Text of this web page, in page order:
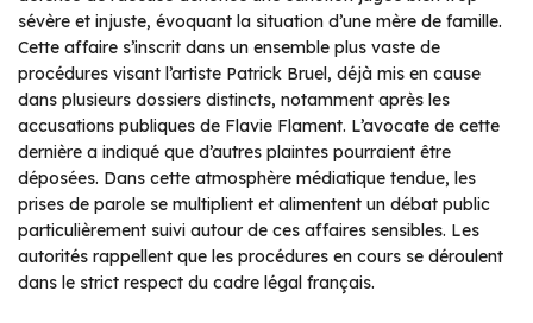
sévère et injuste, évoquant la situation d’une mère de famille.
Cette affaire s’inscrit dans un ensemble plus vaste de
procédures visant l’artiste Patrick Bruel, déjà mis en cause
dans plusieurs dossiers distincts, notamment après les
accusations publiques de Flavie Flament. L’avocate de cette
dernière a indiqué que d’autres plaintes pourraient être
déposées. Dans cette atmosphère médiatique tendue, les
prises de parole se multiplient et alimentent un débat public
particulièrement suivi autour de ces affaires sensibles. Les
autorités rappellent que les procédures en cours se déroulent
dans le strict respect du cadre légal français.